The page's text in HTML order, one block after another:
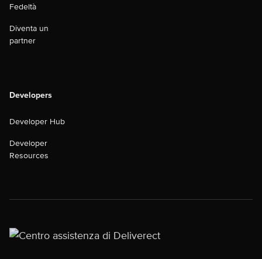
Fedeltà
Diventa un
partner
Developers
Developer Hub
Developer
Resources